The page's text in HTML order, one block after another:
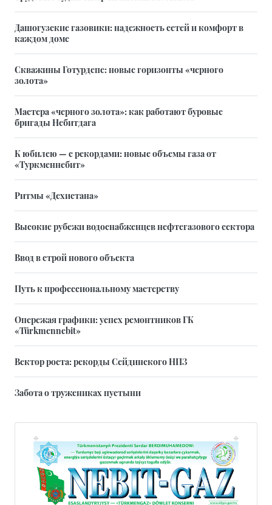
Дашогузские газовики: надежность сетей и комфорт в
каждом доме
Скважины Готурдепе: новые горизонты «черного
золота»
Мастера «черного золота»: как работают буровые
бригады Небитдага
К юбилею — с рекордами: новые объемы газа от
«Туркменнебит»
Ритмы «Дехистана»
Высокие рубежи водоснабженцев нефтегазового сектора
Ввод в строй нового объекта
Путь к профессиональному мастерству
Опережая графики: успех ремонтников ГК
«Türkmennebit»
Вектор роста: рекорды Сейдинского НПЗ
Забота о тружениках пустыни